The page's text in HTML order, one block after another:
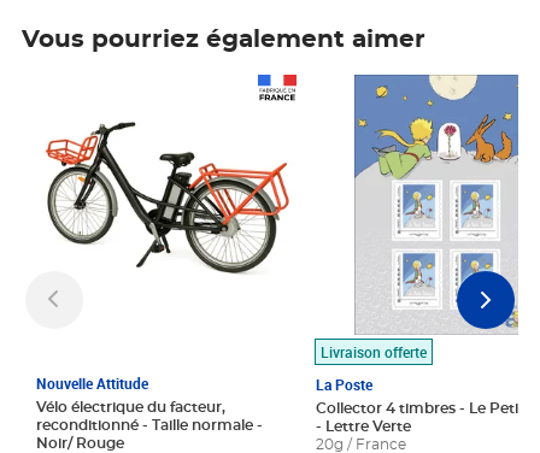
Vous pourriez également aimer
Nouvelle Attitude
Vélo électrique du facteur,
reconditionné - Taille normale -
Noir/ Rouge
Livraison offerte
La Poste
Collector 4 timbres - Le Petit
- Lettre Verte
20g / France
Prix 7,50€